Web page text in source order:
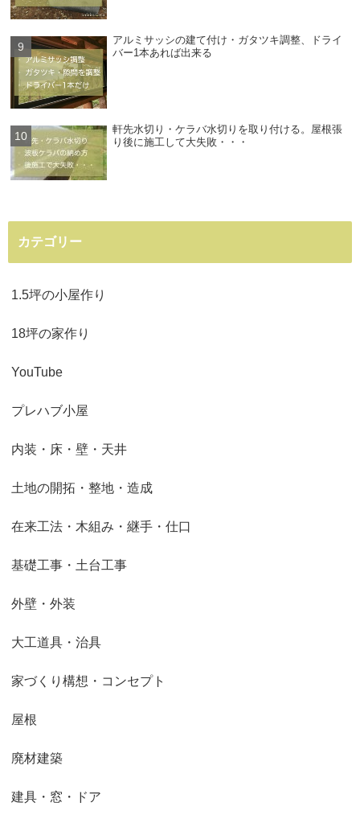
アルミサッシの建て付け・ガタツキ調整、ドライ
バー1本あれば出来る
軒先水切り・ケラバ水切りを取り付ける。屋根張
り後に施工して大失敗・・・
カテゴリー
1.5坪の小屋作り
18坪の家作り
YouTube
プレハブ小屋
内装・床・壁・天井
土地の開拓・整地・造成
在来工法・木組み・継手・仕口
基礎工事・土台工事
外壁・外装
大工道具・治具
家づくり構想・コンセプト
屋根
廃材建築
建具・窓・ドア